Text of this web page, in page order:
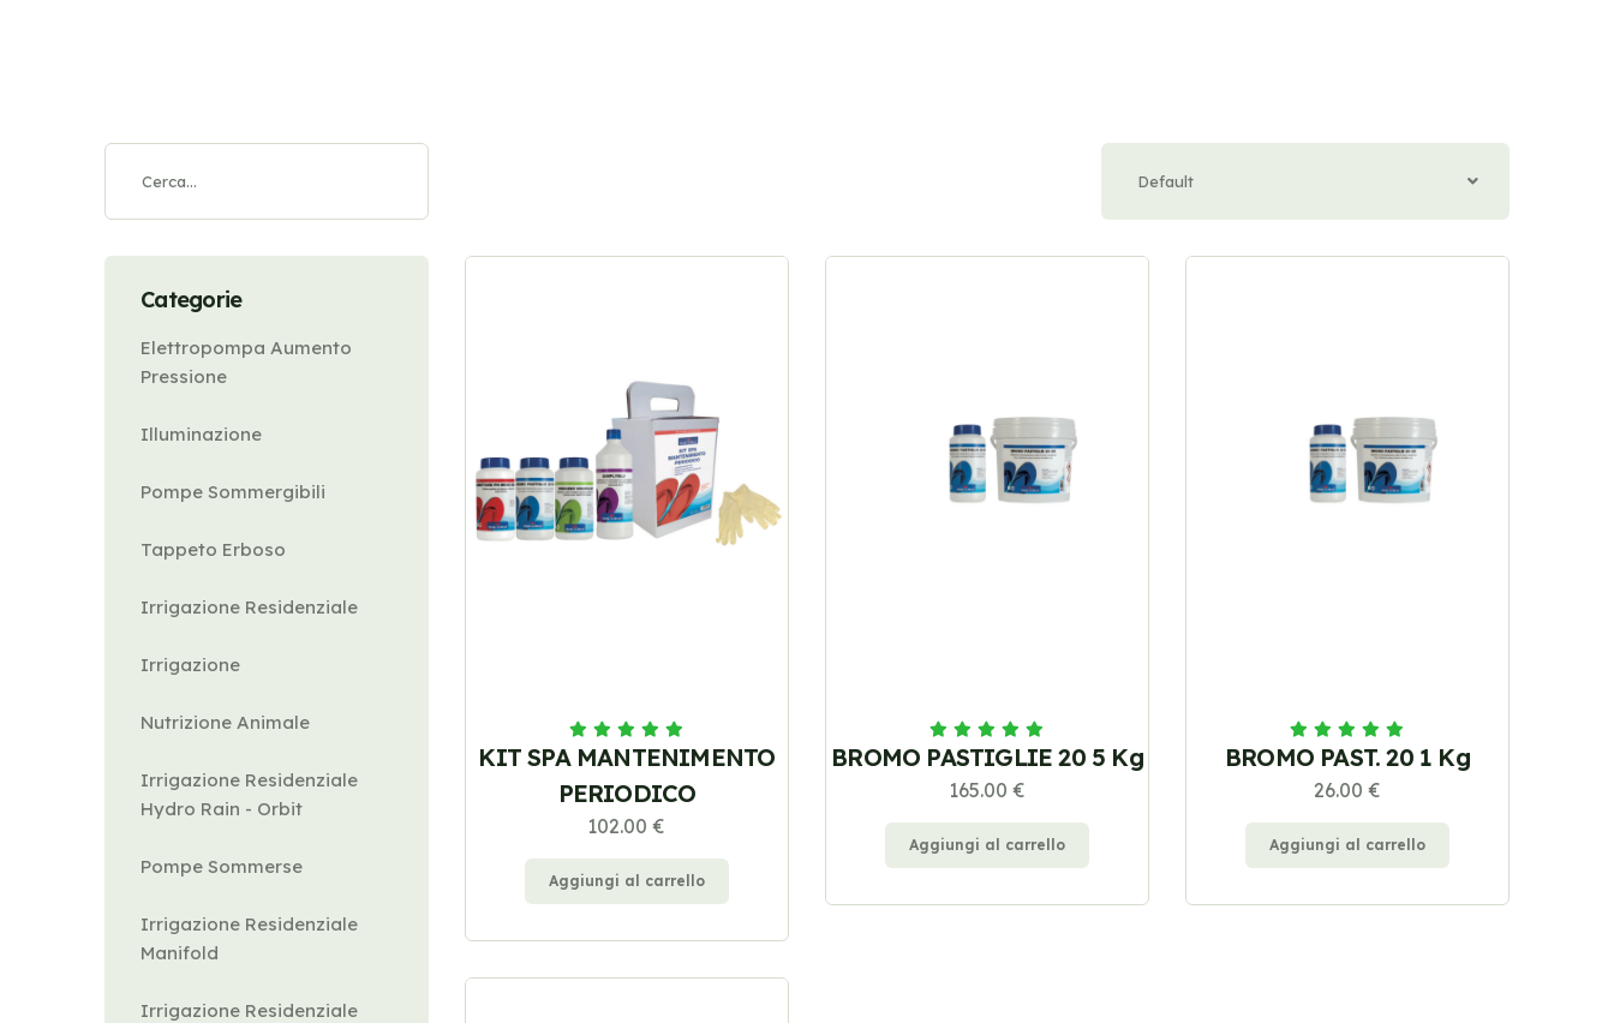
Categorie
Elettropompa Aumento
Pressione
Illuminazione
Pompe Sommergibili
Tappeto Erboso
Irrigazione Residenziale
Irrigazione
Nutrizione Animale
Irrigazione Residenziale
Hydro Rain - Orbit
Pompe Sommerse
Irrigazione Residenziale
Manifold
Irrigazione Residenziale
Default
KIT SPA MANTENIMENTO
PERIODICO
102.00 €
Aggiungi al carrello
BROMO PASTIGLIE 20 5 Kg
165.00 €
Aggiungi al carrello
BROMO PAST. 20 1 Kg
26.00 €
Aggiungi al carrello